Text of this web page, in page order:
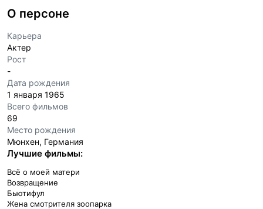
О персоне
Карьера
Актер
Рост
-
Дата рождения
1 января 1965
Всего фильмов
69
Место рождения
Мюнхен, Германия
Лучшие фильмы:
Всё о моей матери
Возвращение
Бьютифул
Жена смотрителя зоопарка